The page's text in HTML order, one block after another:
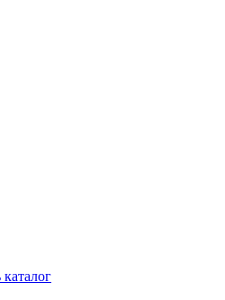
каталог